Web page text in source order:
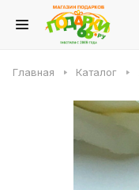
Главная Каталог